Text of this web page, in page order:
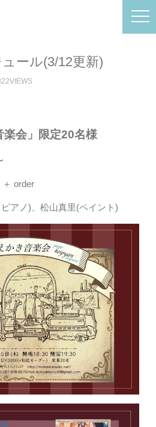
ール(3/12更新)
会」限定20名様
＋ order
アノ)、松山真里(ペイント)